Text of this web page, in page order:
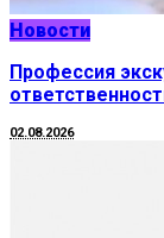
Новости
Профессия
02.08.2026